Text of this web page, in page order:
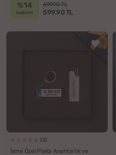
%14
indirim
699.90 TL
599.90 TL
(3)
İsme Özel Plaka Anahtarlık ve